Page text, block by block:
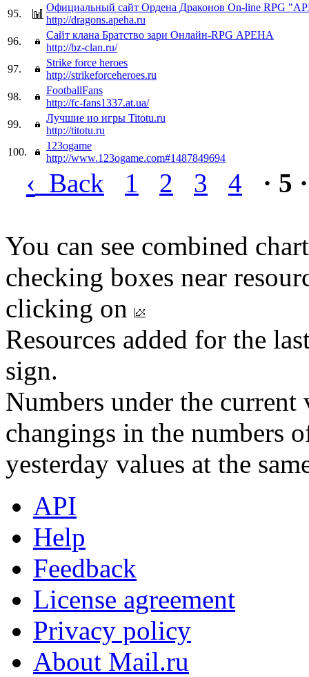
95.
Официальный сайт Ордена Драконов On-line RPG
http://dragons.apeha.ru
96.
Сайт клана Братство зари Онлайн-RPG АРЕНА
http://bz-clan.ru/
97.
Strike force heroes
http://strikeforceheroes.ru
98.
FootballFans
http://fc-fans1337.at.ua/
99.
Лучшие ио игры Titotu.ru
http://titotu.ru
100.
123ogame
http://www.123ogame.com#1487849694
‹ Back 1 2 3 4 · 5 ·
You can see combined
checking boxes near
clicking on
Resources added for the
sign.
Numbers under the
changings in the numbers
yesterday values at the
API
Help
Feedback
License agreement
Privacy policy
About Mail.ru